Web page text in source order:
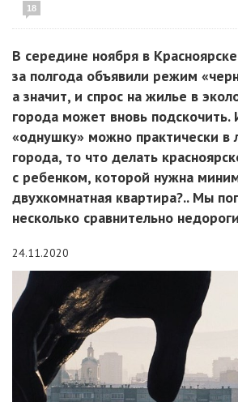
18
В середине ноября в
за полгода объявили режим
а значит, и спрос на жилье в
города может вновь подскочить.
«однушку» можно практически в
города, то что делать
с ребенком, которой нужна
двухкомнатная квартира?.. Мы
несколько сравнительно
24.11.2020